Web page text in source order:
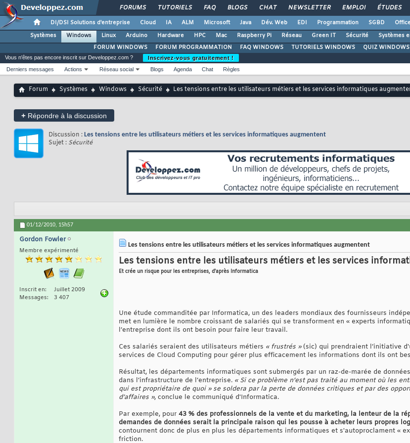
FORUMS TUTORIELS FAQ BLOGS CHAT NEWSLETTER EMPLOI ÉTUDES
DI/DSI Solutions d'entreprise Cloud IA ALM Microsoft Java Dév. Web EDI Programmation SGBD
Systèmes
Windows Linux Arduino Hardware HPC Mac Raspberry Pi Réseau Green IT Sécurité Systèmes
FORUM WINDOWS
FORUM PROGRAMMATION FAQ WINDOWS TUTORIELS WINDOWS QUIZ WINDOWS
Vous n'êtes pas encore inscrit sur Developpez.com ?
Inscrivez-vous gratuitement !
Derniers messages
Actions Réseau social Blogs Agenda Chat Règles
Forum Systèmes Windows Sécurité Les tensions entre les utilisateurs métiers et les services informatiques
+ Répondre à la discussion
Discussion : Les tensions entre les utilisateurs métiers et les services informatiques augmentent
Sujet : Sécurité
01/12/2010, 15h57
Gordon Fowler
Membre expérimenté
Inscrit en
Juillet 2009
Messages
3 407
Les tensions entre les utilisateurs métiers et les services informatiques augmentent
Les tensions entre les utilisateurs métiers et les services
Et crée un risque pour les entreprises, d'après Informatica
Une étude commanditée par Informatica, un des leaders mondiaux des fournisseurs
met en lumière le nombre croissant de salariés qui se transforment en « experts
l’entreprise dont ils ont besoin pour faire leur travail.
Ces salariés seraient des utilisateurs métiers « frustrés »(sic) qui prendraient l’initiative
services de Cloud Computing pour gérer plus efficacement les informations dont ils ont
Résultat, les départements informatiques sont submergés par un raz-de-marée de
dans l’infrastructure de l’entreprise. « Si ce problème n’est pas traité au moment où les
qui est propriétaire de quoi » se soldera par la perte de données critiques et par des
d’affaires », conclue le communiqué d'Informatica.
Par exemple, pour 43 % des professionnels de la vente et du marketing, la lenteur de la
demandes de données serait la principale raison qui les pousse à acheter leurs propres
contournent donc de plus en plus les départements informatiques et s'autoproclament «
friction.